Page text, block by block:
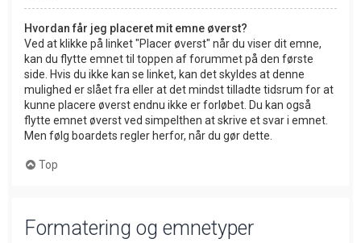
Hvordan får jeg placeret mit emne øverst?
Ved at klikke på linket "Placer øverst" når du viser dit emne,
kan du flytte emnet til toppen af forummet på den første
side. Hvis du ikke kan se linket, kan det skyldes at denne
mulighed er slået fra eller at det mindst tilladte tidsrum for at
kunne placere øverst endnu ikke er forløbet. Du kan også
flytte emnet øverst ved simpelthen at skrive et svar i emnet.
Men følg boardets regler herfor, når du gør dette.
Top
Formatering og emnetyper